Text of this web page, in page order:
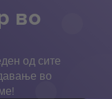
во
од сите
во